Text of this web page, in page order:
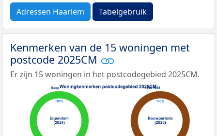
Adressen Haarlem Tabelgebruik
Kenmerken van de 15 woningen met
postcode 2025CM
Er zijn 15 woningen in het postcodegebied 2025CM.